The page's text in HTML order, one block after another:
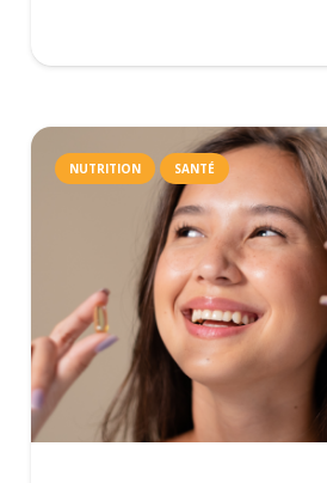
NUTRITION SANTÉ